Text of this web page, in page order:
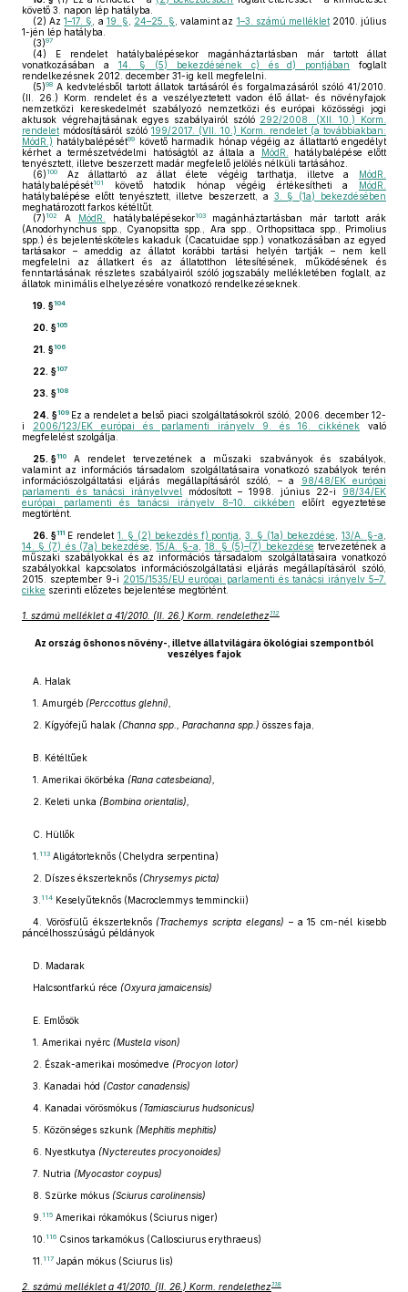
követő 3. napon lép hatályba.
(2) Az1–17. § , a 19. § 24–25. § , valamint az 1–3. számú melléklet2010. július
1-jén lép hatályba.
(3)97
(4) E rendelet hatálybalépésekor magánháztartásban már tartott állat
vonatkozásában a 14. § (5) bekezdésének c) és d) pontjában
foglalt
rendelkezésnek 2012. december 31-ig kell megfelelni.
(5)98 A kedvtelésből tartott állatok tartásáról és forgalmazásáról szóló 41/2010.
(II. 26.) Korm. rendelet és a veszélyeztetett vadon élő állat- és növényfajok
nemzetközi kereskedelmét szabályozó nemzetközi és európai közösségi jogi
aktusok végrehajtásának egyes szabályairól szóló 292/2008. (XII. 10.) Korm.
rendelet módosításáról szóló 199/2017. (VII. 10.) Korm. rendelet (a továbbiakban:
MódR.) hatálybalépését99
követő harmadik hónap végéig az állattartó engedélyt
kérhet a természetvédelmi hatóságtól az általa a
MódR.
hatálybalépése előtt
tenyésztett, illetve beszerzett madár megfelelő jelölés nélküli tartásához.
(6) 100 Az állattartó az állat élete végéig tarthatja, illetve a MódR.
hatálybalépését101 követő hatodik hónap végéig értékesítheti a MódR.
hatálybalépése előtt tenyésztett, illetve beszerzett, a 3. § (1a) bekezdésében
meghatározott farkos kétéltűt.
(7) 102 A MódR. hatálybalépésekor103magánháztartásban már tartott arák
(Anodorhynchus spp., Cyanopsitta spp., Ara spp., Orthopsittaca spp., Primolius
spp.) és bejelentésköteles kakaduk (Cacatuidae spp.) vonatkozásában az egyed
tartásakor – ameddig az állatot korábbi tartási helyén tartják – nem kell
megfelelni az állatkert és az állatotthon létesítésének, működésének és
fenntartásának részletes szabályairól szóló jogszabály mellékletében foglalt, az
állatok minimális elhelyezésére vonatkozó rendelkezéseknek.
19. §104
20. §105
21. §106
22. §107
23. §108
24. §109 Ez a rendelet a belső piaci szolgáltatásokról szóló, 2006. december 12-
i 2006/123/EK európai és parlamenti irányelv 9. és 16. cikkének való
megfelelést szolgálja.
25. §110
A rendelet tervezetének a műszaki szabványok és szabályok,
valamint az információs társadalom szolgáltatásaira vonatkozó szabályok terén
információszolgáltatási eljárás megállapításáról szóló, – a
98/48/EK európai
parlamenti és tanácsi irányelvvel módosított – 1998. június 22-i 98/34/EK
európai parlamenti és tanácsi irányelv 8–10. cikkében előírt egyeztetése
megtörtént.
26. §111 E rendelet 1. § (2) bekezdés f) pontja ,3. § (1a) bekezdése ,13/A. §-a
14. § (7) és (7a) bekezdése ,15/A. §-a 18. § (5)–(7) bekezdése tervezetének a
műszaki szabályokkal és az információs társadalom szolgáltatásaira vonatkozó
szabályokkal kapcsolatos információszolgáltatási eljárás megállapításáról szóló,
2015. szeptember 9-i 2015/1535/EU európai parlamenti és tanácsi irányelv 5–7.
cikke szerinti előzetes bejelentése megtörtént.
1. számú melléklet a 41/2010. (II. 26.) Korm. rendelethez112
Az ország őshonos növény-, illetve állatvilágára ökológiai szempontból
veszélyes fajok
A. Halak
1. Amurgéb (Perccottus glehni),
2. Kígyófejű halak (Channa spp., Parachanna spp.) összes faja,
B. Kétéltűek
1. Amerikai ökörbéka (Rana catesbeiana),
2. Keleti unka (Bombina orientalis),
C. Hüllők
1. 113 Aligátorteknős (Chelydra serpentina)
2. Díszes ékszerteknős (Chrysemys picta)
3. 114 Keselyűteknős (Macroclemmys temminckii)
4. Vörösfülű ékszerteknős (Trachemys scripta elegans) – a 15 cm-nél kisebb
páncélhosszúságú példányok
D. Madarak
Halcsontfarkú réce (Oxyura jamaicensis)
E. Emlősök
1. Amerikai nyérc (Mustela vison)
2. Észak-amerikai mosómedve (Procyon lotor)
3. Kanadai hód (Castor canadensis)
4. Kanadai vörösmókus (Tamiasciurus hudsonicus)
5. Közönséges szkunk (Mephitis mephitis)
6. Nyestkutya (Nyctereutes procyonoides)
7. Nutria (Myocastor coypus)
8. Szürke mókus (Sciurus carolinensis)
9. 115 Amerikai rókamókus (Sciurus niger)
10. 116 Csinos tarkamókus (Callosciurus erythraeus)
11. 117 Japán mókus (Sciurus lis)
2. számú melléklet a 41/2010. (II. 26.) Korm. rendelethez118